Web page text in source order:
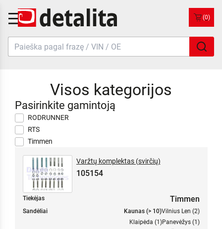
(0)
Visos kategorijos
Pasirinkite gamintoją
RODRUNNER
RTS
Timmen
Varžtų komplektas (svirčių)
105154
Tiekėjas Timmen
Sandėliai Kaunas (> 10)Vilnius Len (2)
Klaipėda (1)Panevėžys (1)